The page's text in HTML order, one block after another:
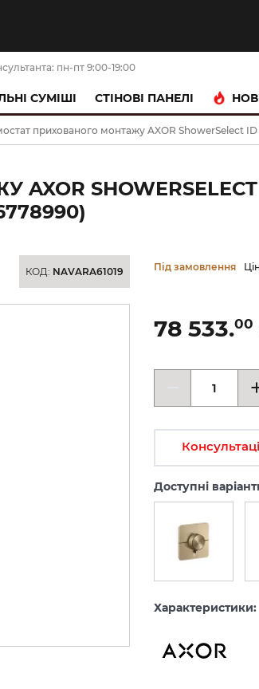
пн-пт 9:00-19:00
СУМІШІ CТІНОВІ ПАНЕЛІ
прихованого монтажу AXOR ShowerSelect
SHOWERSELECT
КОД: NAVARA61019 Під замовлення
78 533.00
Доступні
Характеристики: